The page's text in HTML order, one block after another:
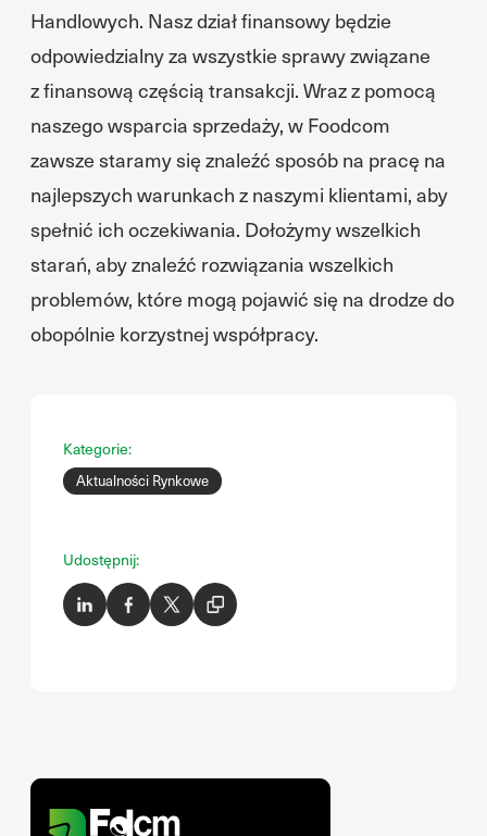
Handlowych. Nasz dział finansowy będzie
odpowiedzialny za wszystkie sprawy związane
z finansową częścią transakcji. Wraz z pomocą
naszego wsparcia sprzedaży, w Foodcom
zawsze staramy się znaleźć sposób na pracę na
najlepszych warunkach z naszymi klientami, aby
spełnić ich oczekiwania. Dołożymy wszelkich
starań, aby znaleźć rozwiązania wszelkich
problemów, które mogą pojawić się na drodze do
obopólnie korzystnej współpracy.
Kategorie:
Aktualności Rynkowe
Udostępnij: